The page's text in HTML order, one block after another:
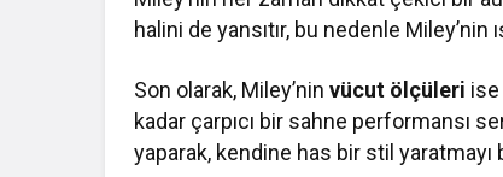
halini de yansıtır, bu nedenle Miley’nin
Son olarak, Miley’ninvücut ölçüleri
kadar çarpıcı bir sahne performansı
yaparak, kendine has bir stil yaratmayı